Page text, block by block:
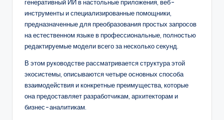
&
D
it
генеративный ИИ в настольные приложения, веб-
инструменты и специализированные помощники,
предназначенные для преобразования простых запросов
на естественном языке в профессиональные, полностью
редактируемые модели всего за несколько секунд.
В этом руководстве рассматривается структура этой
экосистемы, описываются четыре основных способа
взаимодействия и конкретные преимущества, которые
она предоставляет разработчикам, архитекторам и
бизнес-аналитикам.